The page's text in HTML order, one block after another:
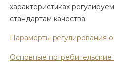
характеристиках
стандартам качества.
Парамерты регулирования
Основные потребительские